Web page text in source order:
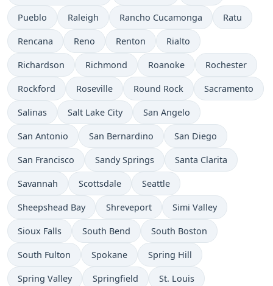
Pueblo Raleigh Rancho Cucamonga Ratu
Rencana Reno Renton Rialto
Richardson Richmond Roanoke Rochester
Rockford Roseville Round Rock Sacramento
Salinas Salt Lake City San Angelo
San Antonio San Bernardino San Diego
San Francisco Sandy Springs Santa Clarita
Savannah Scottsdale Seattle
Sheepshead Bay Shreveport Simi Valley
Sioux Falls South Bend South Boston
South Fulton Spokane Spring Hill
Spring Valley Springfield St. Louis